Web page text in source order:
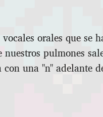
orales que se
pulmones
una "n" adelante